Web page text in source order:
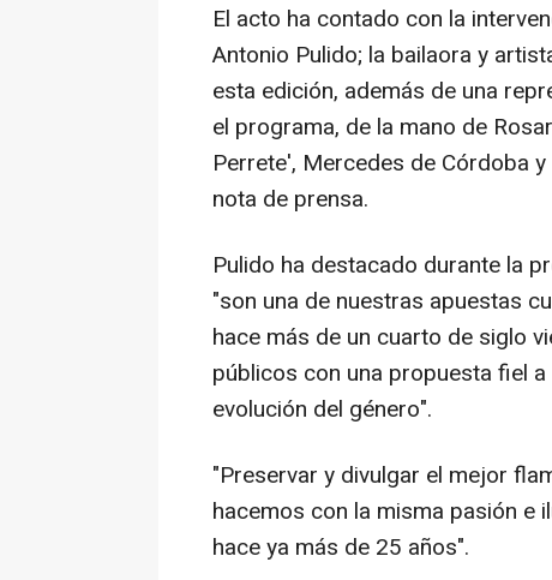
El acto ha contado con la
Antonio Pulido; la bailaora y
esta edición, además de una
el programa, de la mano de
Perrete', Mercedes de Córdoba
nota de prensa.
Pulido ha destacado durante la
"son una de nuestras apuestas
hace más de un cuarto de siglo
públicos con una propuesta fiel
evolución del género".
"Preservar y divulgar el mejor
hacemos con la misma pasión e
hace ya más de 25 años".